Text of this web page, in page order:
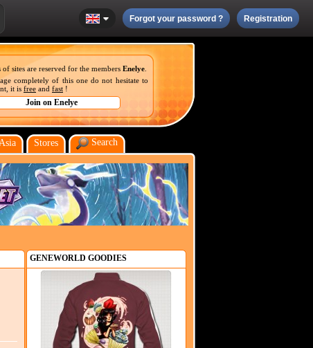
Forgot your password ? Registration
of sites are reserved for the members Enelye
completely of this one do not hesitate to
it is free and fast !
Stores Search
GENEWORLD GOODIES